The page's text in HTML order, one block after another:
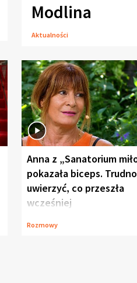
Modlina
Aktualności
Anna z „Sanatorium
pokazała biceps. Trudno
uwierzyć, co przeszła
wcześniej
Rozmowy